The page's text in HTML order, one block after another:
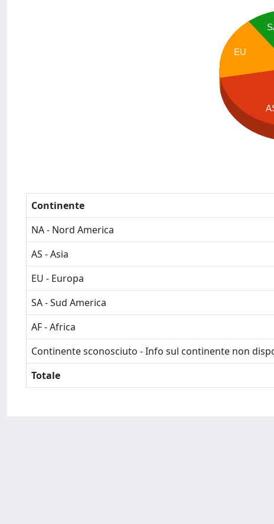
EU
Continente
NA - Nord America
AS - Asia
EU - Europa
SA - Sud America
AF - Africa
Continente sconosciuto - Info sul continente non
Totale